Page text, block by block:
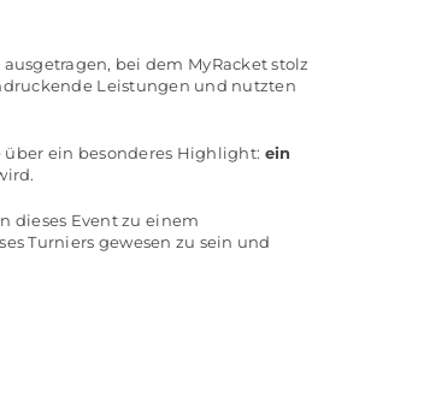
bei dem MyRacketstolz
Leistungen und nutzten
ein besonderes Highlight: ein
dieses Event zu einem
Turniers gewesen zu sein und